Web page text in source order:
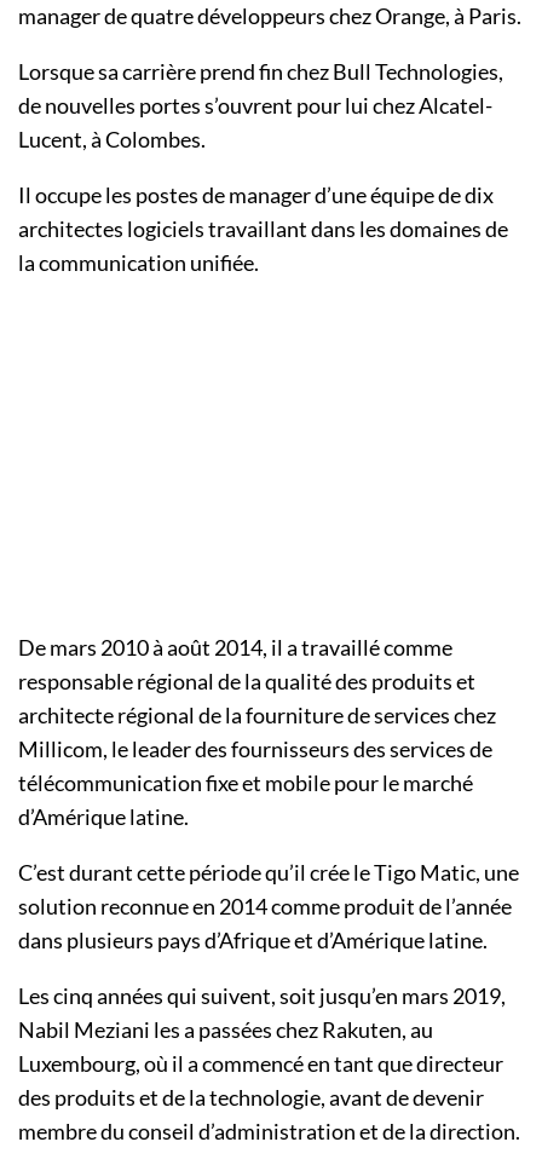
manager de quatre développeurs chez Orange, à Paris.
Lorsque sa carrière prend fin chez Bull Technologies,
de nouvelles portes s’ouvrent pour lui chez Alcatel-
Lucent, à Colombes.
Il occupe les postes de manager d’une équipe de dix
architectes logiciels travaillant dans les domaines de
la communication unifiée.
De mars 2010 à août 2014, il a travaillé comme
responsable régional de la qualité des produits et
architecte régional de la fourniture de services chez
Millicom, le leader des fournisseurs des services de
télécommunication fixe et mobile pour le marché
d’Amérique latine.
C’est durant cette période qu’il crée le Tigo Matic, une
solution reconnue en 2014 comme produit de l’année
dans plusieurs pays d’Afrique et d’Amérique latine.
Les cinq années qui suivent, soit jusqu’en mars 2019,
Nabil Meziani les a passées chez Rakuten, au
Luxembourg, où il a commencé en tant que directeur
des produits et de la technologie, avant de devenir
membre du conseil d’administration et de la direction.